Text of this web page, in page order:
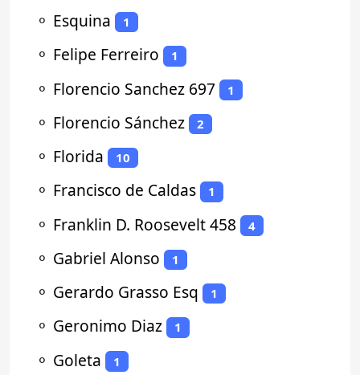
⚬ Esquina 1
⚬ Felipe Ferreiro 1
⚬ Florencio Sanchez 697 1
⚬ Florencio Sánchez 2
⚬ Florida 10
⚬ Francisco de Caldas 1
⚬ Franklin D. Roosevelt 458 4
⚬ Gabriel Alonso 1
⚬ Gerardo Grasso Esq 1
⚬ Geronimo Diaz 1
⚬ Goleta 1